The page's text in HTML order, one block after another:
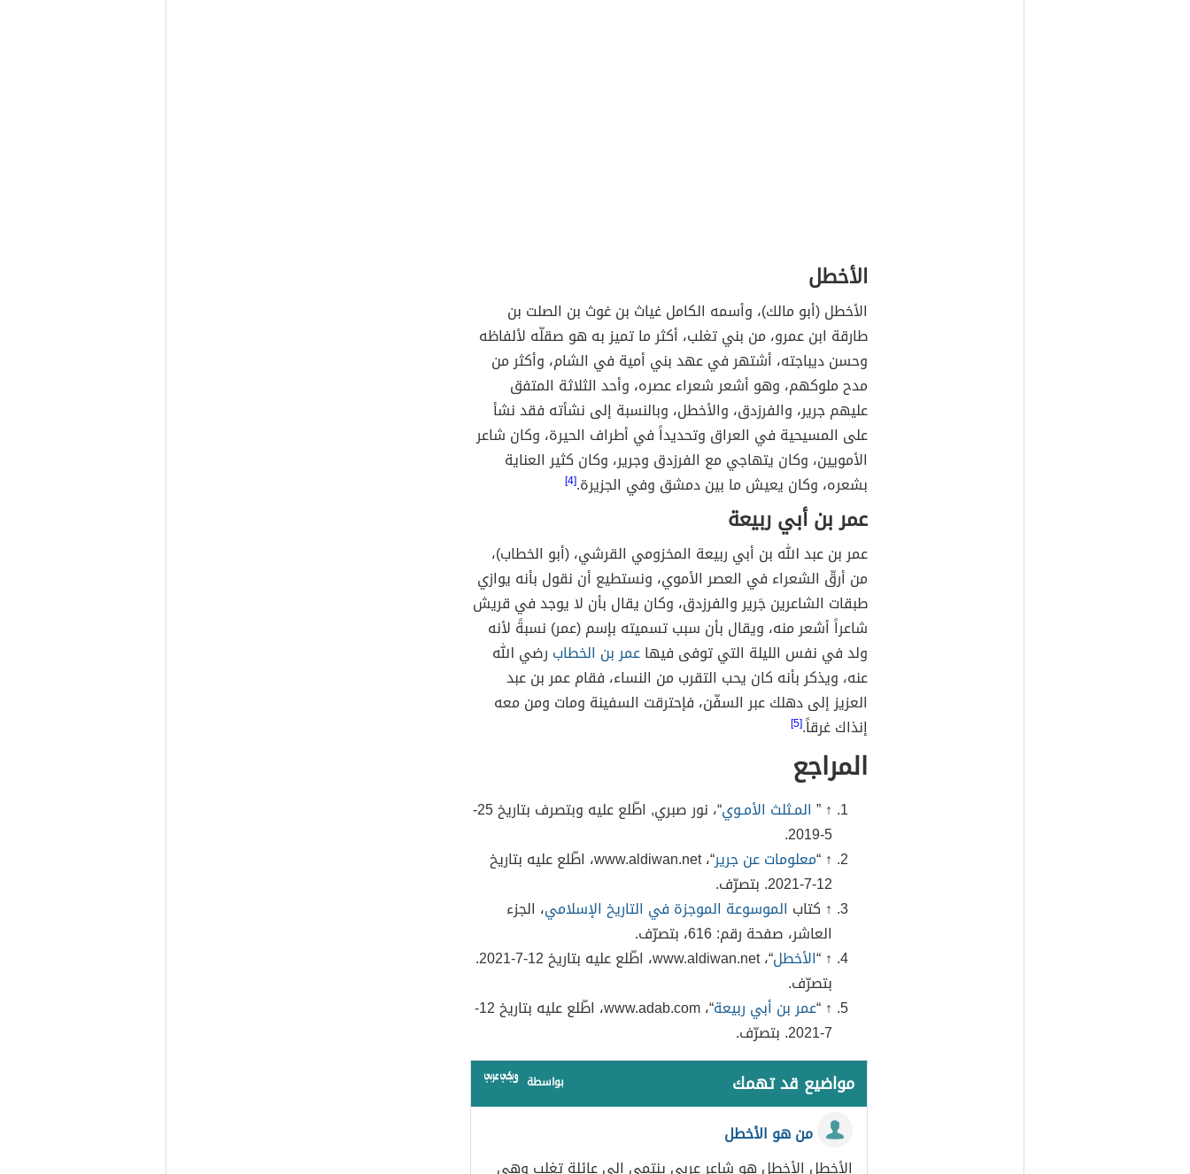
الأخطل
الأخطل (أبو مالك)، وأسمه الكامل غياث بن غوث بن الصلت بن
طارقة ابن عمرو، من بني تغلب، أكثر ما تميز به هو صقلّه لألفاظه
وحسن ديباجته، أشتهر في عهد بني أمية في الشام، وأكثر من
مدح ملوكهم، وهو أشعر شعراء عصره، وأحد الثلاثة المتفق
عليهم جرير، والفرزدق، والأخطل، وبالنسبة إلى نشأته فقد نشأ
على المسيحية في العراق وتحديداً في أطراف الحيرة، وكان شاعر
الأمويين، وكان يتهاجي مع الفرزدق وجرير، وكان كثير العناية
بشعره، وكان يعيش ما بين دمشق وفي الجزيرة.[4]
عمر بن أبي ربيعة
عمر بن عبد الله بن أبي ربيعة المخزومي القرشي، (أبو الخطاب)،
من أرقّ الشعراء في العصر الأموي، ونستطيع أن نقول بأنه يوازي
طبقات الشاعرين جَرير والفرزدق، وكان يقال بأن لا يوجد في قريش
شاعراً أشعر منه، ويقال بأن سبب تسميته بإسم (عمر) نسبةً لأنه
ولد في نفس الليلة التي توفى فيهاعمر بن الخطاب رضي الله
عنه، ويذكر بأنه كان يحب التقرب من النساء، فقام عمر بن عبد
العزيز إلى دهلك عبر السفّن، فإحترقت السفينة ومات ومن معه
إنذاك غرقاً.[5]
المراجع
↑ ” المـثلث الأمـوي
“، نور صبري, اطّلع عليه وبتصرف بتاريخ 25-
5-2019.
↑ “معلومات عن جرير
“، www.aldiwan.net، اطّلع عليه بتاريخ
12-7-2021. بتصرّف.
↑ كتاب الموسوعة الموجزة في التاريخ الإسلامي، الجزء
العاشر، صفحة رقم: 616، بتصرّف.
↑ “الأخطل
“، www.aldiwan.net، اطّلع عليه بتاريخ 12-7-2021.
بتصرّف.
↑ “عمر بن أبي ربيعة
“، www.adab.com، اطّلع عليه بتاريخ 12-
7-2021. بتصرّف.
مواضيع قد تهمك بواسطة
من هو الأخطل
الأخطل الأخطل هو شاعر عربي ينتمي إلى عائلة تغلب وهي